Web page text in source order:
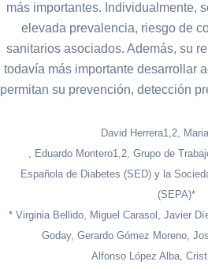
más importantes. Individualmente,
elevada prevalencia, riesgo de
sanitarios asociados. Además, su
todavía más importante desarrollar
permitan su prevención, detección
David Herrera1,2,
, Eduardo Montero1,2, Grupo de
Española de Diabetes (SED) y la
(SEPA)*
* Virginia Bellido, Miguel Carasol, Javier
Goday, Gerardo Gómez Moreno,
Alfonso López Alba,